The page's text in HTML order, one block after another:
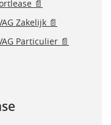
📄
Zakelijk 📄
Particulier 📄